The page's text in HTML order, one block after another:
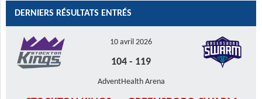
DERNIERS RÉSULTATS ENTRÉS
10 avril 2026
104 - 119
AdventHealth Arena